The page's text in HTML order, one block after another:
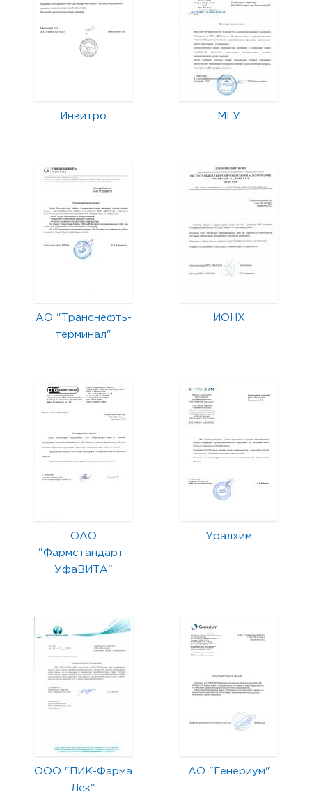
Инвитро МГУ
АО "Транснефть-
терминал"
ИОНХ
ОАО
"Фармстандарт-
УфаВИТА"
Уралхим
ООО "ПИК-Фарма
Лек"
АО "Генериум"